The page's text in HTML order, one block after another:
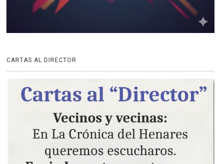
CARTAS AL DIRECTOR